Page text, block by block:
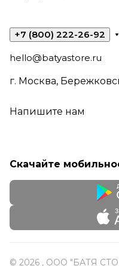
+7 (800) 222-26-92
hello@batyastore.ru
г. Москва,
Напишите нам
Скачайте
© 2026 , ООО "БАТЯ